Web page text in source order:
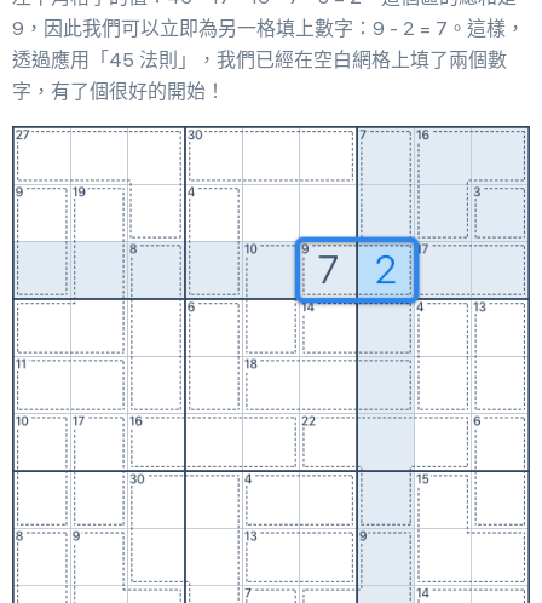
9，因此我們可以立即為另一格填上數字：9 - 2 = 7。這樣，
透過應用「45 法則」，我們已經在空白網格上填了兩個數
字，有了個很好的開始！